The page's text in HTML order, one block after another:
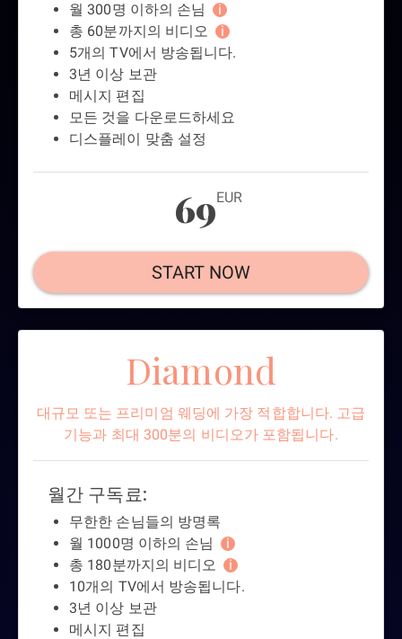
월 300명 이하의 손님
i
총 60분까지의 비디오
i
5개의 TV에서 방송됩니다.
3년 이상 보관
메시지 편집
모든 것을 다운로드하세요
디스플레이 맞춤 설정
69EUR
START NOW
Diamond
대규모 또는 프리미엄 웨딩에 가장 적합합니다. 고급
기능과 최대 300분의 비디오가 포함됩니다.
월간 구독료:
무한한 손님들의 방명록
월 1000명 이하의 손님
i
총 180분까지의 비디오
i
10개의 TV에서 방송됩니다.
3년 이상 보관
메시지 편집